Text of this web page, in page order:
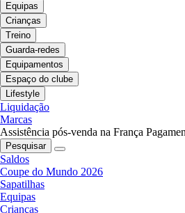
Equipas
Crianças
Treino
Guarda-redes
Equipamentos
Espaço do clube
Lifestyle
Liquidação
Marcas
Assistência pós-venda na França
Pesquisar
Saldos
Coupe do Mundo 2026
Sapatilhas
Equipas
Crianças